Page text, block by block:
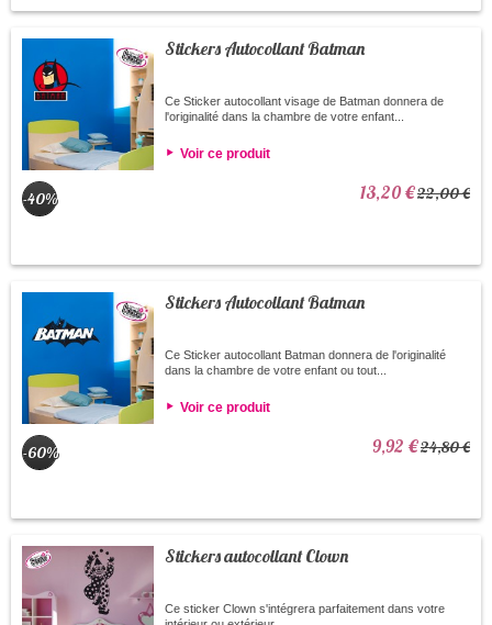
Stickers Autocollant Batman
Ce Sticker autocollant visage de Batman donnera de
l'originalité dans la chambre de votre enfant...
Voir ce produit
-40% 13,20 €22,00 €
Stickers Autocollant Batman
Ce Sticker autocollant Batman donnera de l'originalité
dans la chambre de votre enfant ou tout...
Voir ce produit
-60% 9,92 €24,80 €
Stickers autocollant Clown
Ce sticker Clown s'intégrera parfaitement dans votre